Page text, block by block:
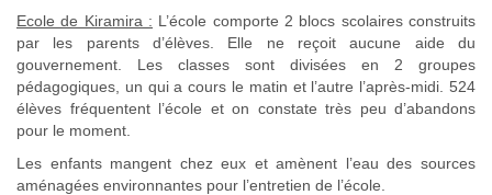
Ecole de Kiramira : L’école comporte 2 blocs scolaires construits
par les parents d’élèves. Elle ne reçoit aucune aide du
gouvernement. Les classes sont divisées en 2 groupes
pédagogiques, un qui a cours le matin et l’autre l’après-midi. 524
élèves fréquentent l’école et on constate très peu d’abandons
pour le moment.
Les enfants mangent chez eux et amènent l’eau des sources
aménagées environnantes pour l’entretien de l’école.